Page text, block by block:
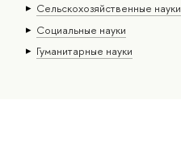
Сельскохозяйственные науки
Социальные науки
Гуманитарные науки